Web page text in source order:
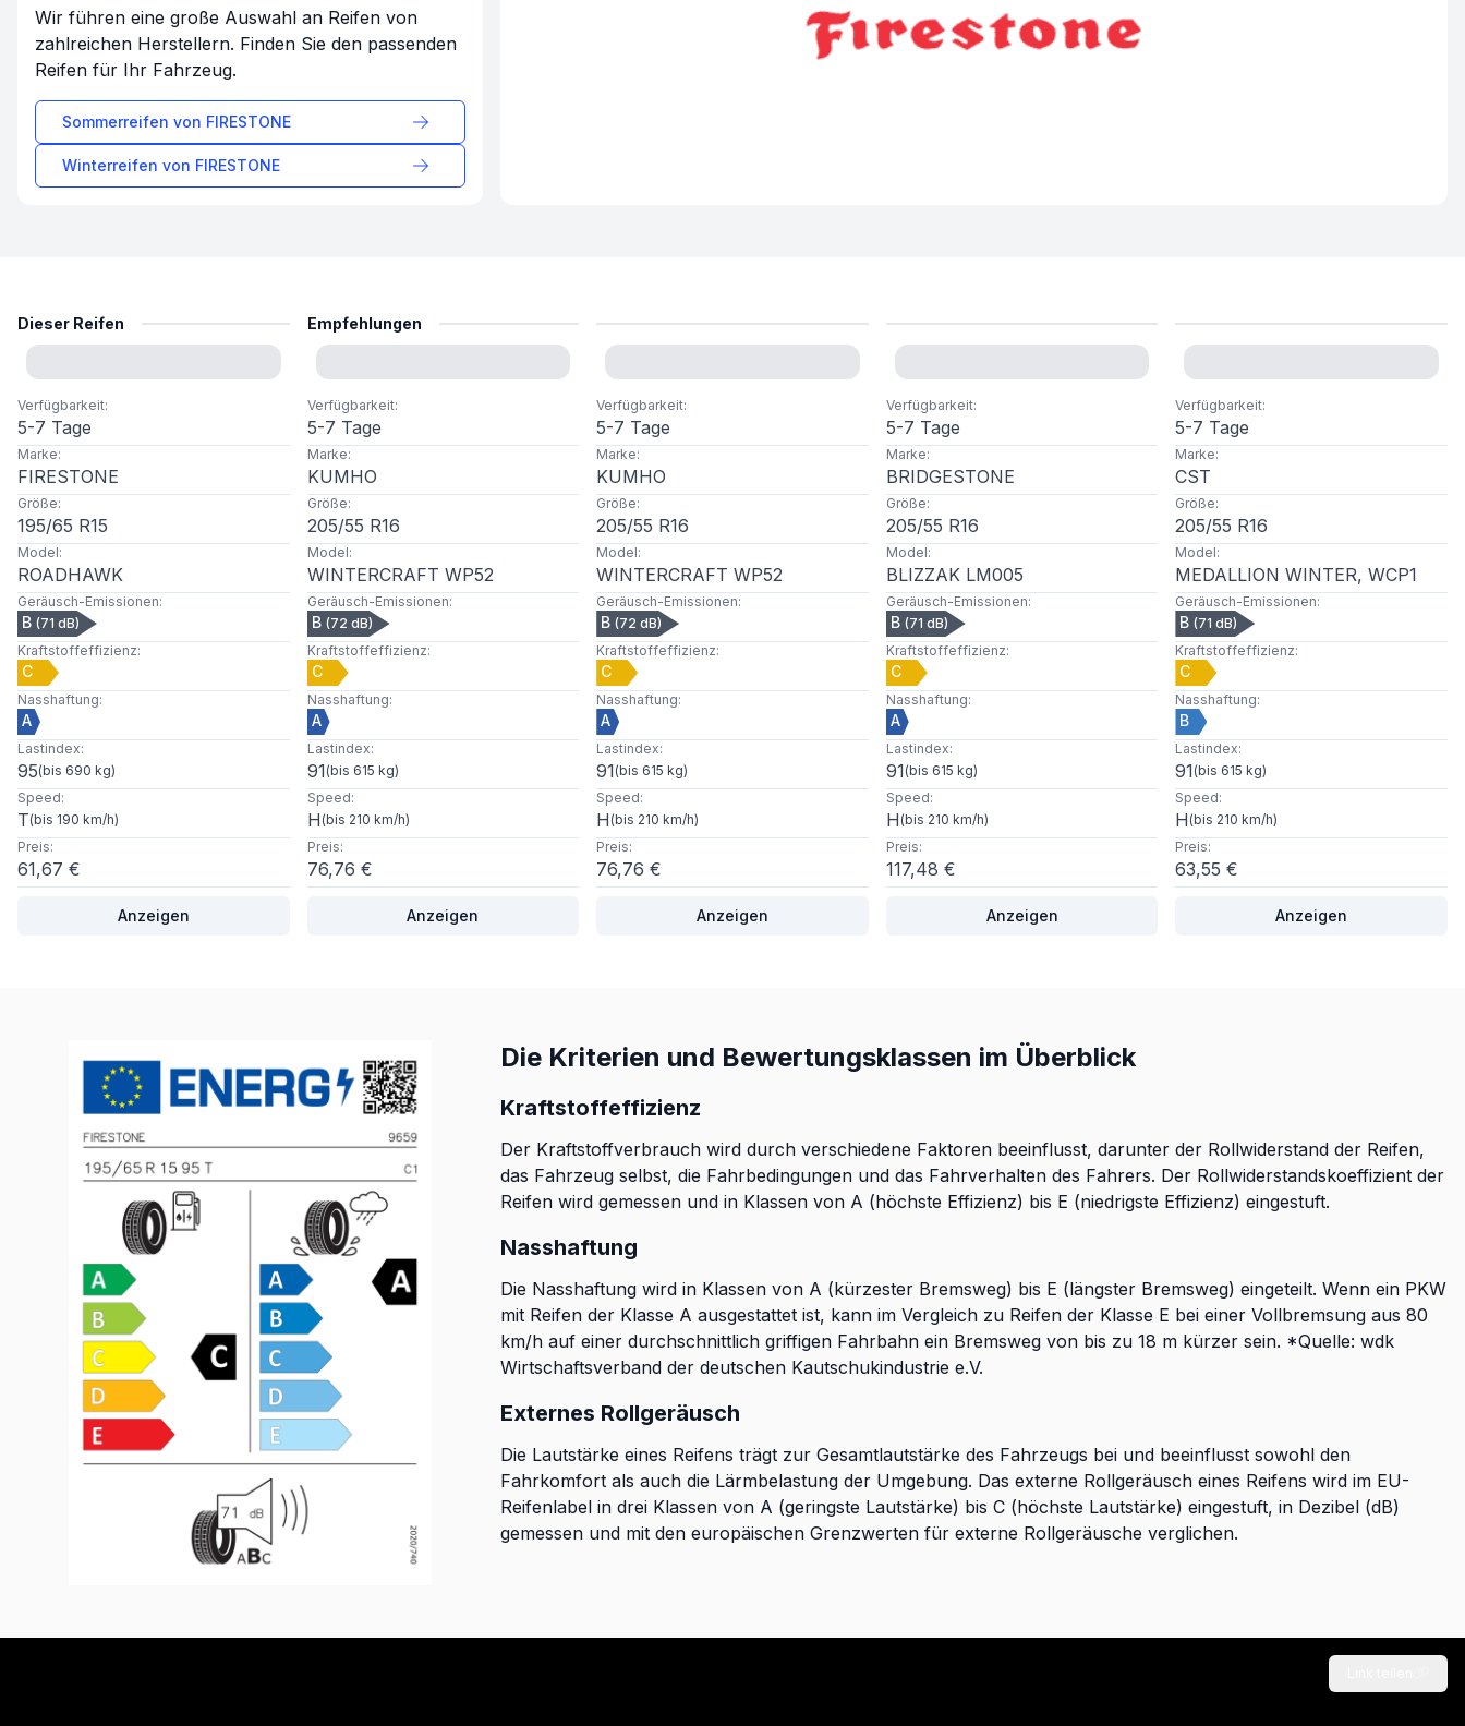
Wir führen eine große Auswahl an Reifen von
zahlreichen Herstellern. Finden Sie den passenden
Reifen für Ihr Fahrzeug.
Sommerreifen von FIRESTONE
Winterreifen von FIRESTONE
Dieser Reifen
Verfügbarkeit:
5-7 Tage
Marke:
FIRESTONE
Größe:
195/65 R15
Model:
ROADHAWK
Geräusch-Emissionen:
B (71 dB)
Kraftstoffeffizienz:
C
Nasshaftung:
A
Lastindex:
95(bis 690 kg)
Speed:
T(bis 190 km/h)
Preis:
61,67 €
Anzeigen
Empfehlungen
Verfügbarkeit:
5-7 Tage
Marke:
KUMHO
Größe:
205/55 R16
Model:
WINTERCRAFT WP52
Geräusch-Emissionen:
B (72 dB)
Kraftstoffeffizienz:
C
Nasshaftung:
A
Lastindex:
91(bis 615 kg)
Speed:
H (bis 210 km/h)
Preis:
76,76 €
Anzeigen
Verfügbarkeit:
5-7 Tage
Marke:
KUMHO
Größe:
205/55 R16
Model:
WINTERCRAFT WP52
Geräusch-Emissionen:
B (72 dB)
Kraftstoffeffizienz:
C
Nasshaftung:
A
Lastindex:
91(bis 615 kg)
Speed:
H (bis 210 km/h)
Preis:
76,76 €
Anzeigen
Verfügbarkeit:
5-7 Tage
Marke:
BRIDGESTONE
Größe:
205/55 R16
Model:
BLIZZAK LM005
Geräusch-Emissionen:
B (71 dB)
Kraftstoffeffizienz:
C
Nasshaftung:
A
Lastindex:
91(bis 615 kg)
Speed:
H (bis 210 km/h)
Preis:
117,48 €
Anzeigen
Verfügbarkeit:
5-7 Tage
Marke:
CST
Größe:
205/55 R16
Model:
MEDALLION WINTER, WCP1
Geräusch-Emissionen:
B (71 dB)
Kraftstoffeffizienz:
C
Nasshaftung:
B
Lastindex:
91(bis 615 kg)
Speed:
H (bis 210 km/h)
Preis:
63,55 €
Anzeigen
Die Kriterien und Bewertungsklassen im Überblick
Kraftstoffeffizienz
Der Kraftstoffverbrauch wird durch verschiedene Faktoren beeinflusst, darunter der Rollwiderstand der Reifen,
das Fahrzeug selbst, die Fahrbedingungen und das Fahrverhalten des Fahrers. Der Rollwiderstandskoeffizient der
Reifen wird gemessen und in Klassen von A (höchste Effizienz) bis E (niedrigste Effizienz) eingestuft.
Nasshaftung
Die Nasshaftung wird in Klassen von A (kürzester Bremsweg) bis E (längster Bremsweg) eingeteilt. Wenn ein PKW
mit Reifen der Klasse A ausgestattet ist, kann im Vergleich zu Reifen der Klasse E bei einer Vollbremsung aus 80
km/h auf einer durchschnittlich griffigen Fahrbahn ein Bremsweg von bis zu 18 m kürzer sein. *Quelle: wdk
Wirtschaftsverband der deutschen Kautschukindustrie e.V.
Externes Rollgeräusch
Die Lautstärke eines Reifens trägt zur Gesamtlautstärke des Fahrzeugs bei und beeinflusst sowohl den
Fahrkomfort als auch die Lärmbelastung der Umgebung. Das externe Rollgeräusch eines Reifens wird im EU-
Reifenlabel in drei Klassen von A (geringste Lautstärke) bis C (höchste Lautstärke) eingestuft, in Dezibel (dB)
gemessen und mit den europäischen Grenzwerten für externe Rollgeräusche verglichen.